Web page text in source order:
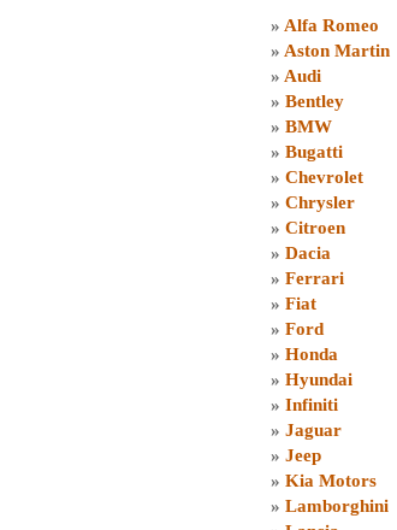
» Alfa Romeo
» Aston Martin
» Audi
» Bentley
» BMW
» Bugatti
» Chevrolet
» Chrysler
» Citroen
» Dacia
» Ferrari
» Fiat
» Ford
» Honda
» Hyundai
» Infiniti
» Jaguar
» Jeep
» Kia Motors
» Lamborghini